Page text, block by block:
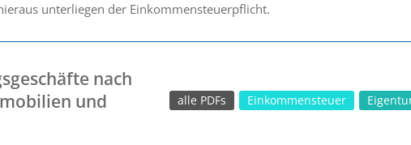
unterliegen der Einkommensteuerpflicht.
nach
und
Einkommensteuer
alle PDFs